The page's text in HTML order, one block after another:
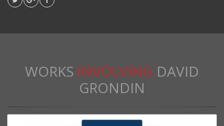
WORKS INVOLVING DAVID
GRONDIN